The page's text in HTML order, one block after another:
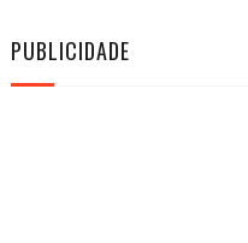
PUBLICIDADE